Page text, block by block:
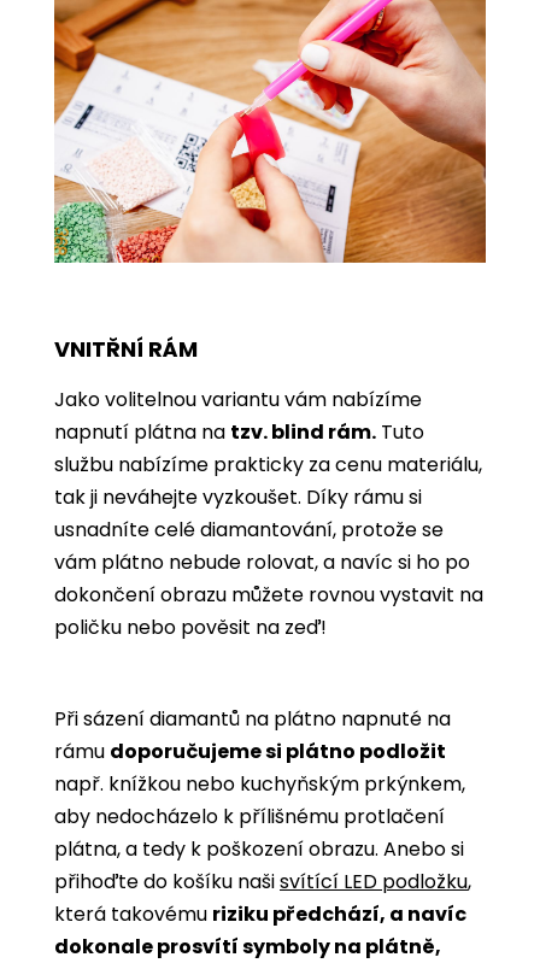
VNITŘNÍ RÁM
Jako volitelnou variantu vám nabízíme
napnutí plátna na tzv. blind rám. Tuto
službu nabízíme prakticky za cenu materiálu,
tak ji neváhejte vyzkoušet. Díky rámu si
usnadníte celé diamantování, protože se
vám plátno nebude rolovat, a navíc si ho po
dokončení obrazu můžete rovnou vystavit na
poličku nebo pověsit na zeď!
Při sázení diamantů na plátno napnuté na
rámu doporučujeme si plátno podložit
např. knížkou nebo kuchyňským prkýnkem,
aby nedocházelo k přílišnému protlačení
plátna, a tedy k poškození obrazu. Anebo si
přihoďte do košíku našisvítící LED podložku,
která takovému riziku předchází, a navíc
dokonale prosvítí symboly na plátně,